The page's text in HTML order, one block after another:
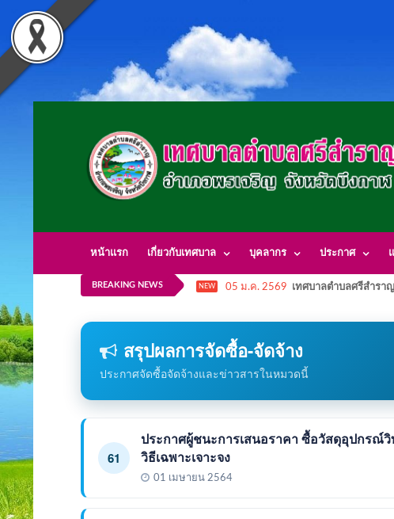
หน้าแรก เกี่ยวกับเทศบาล บุคลากร ประกาศ
BREAKING NEWS NEW 05 ม.ค. 2569 เทศบาลตำบลศรีสำรา
สรุปผลการจัดซื้อ-จัดจ้าง
ประกาศจัดซื้อจัดจ้างและข่าวสารในหมวดนี้
61
ประกาศผู้ชนะการเสนอราคา ซื้อวัสดุอุปกรณ์
วิธีเฉพาะเจาะจง
01 เมษายน 2564